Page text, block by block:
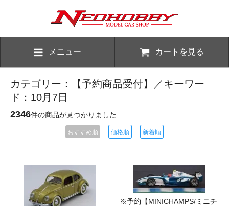
メニュー カートを見る
カテゴリー：【予約商品受付】／キーワー
ド：10月7日
2346件の商品が見つかりました
おすすめ順 価格順 新着順
※予約【MINICHAMPS/ミニチ